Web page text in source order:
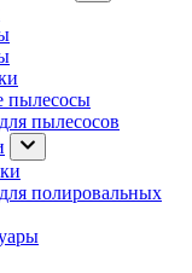
пылесосы
пылесосов
полировальных